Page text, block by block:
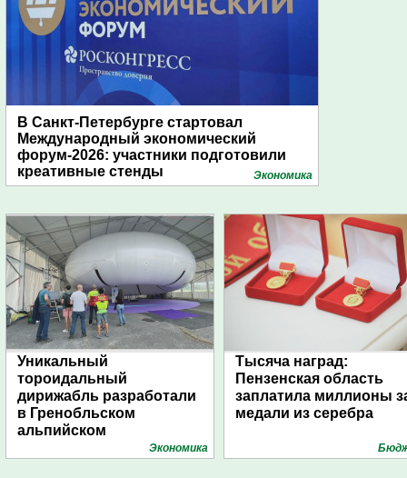
В Санкт-Петербурге стартовал
Международный экономический
форум-2026: участники подготовили
креативные стенды
Экономика
Уникальный
тороидальный
дирижабль разработали
в Гренобльском
альпийском
Экономика
Тысяча наград:
Пензенская область
заплатила миллионы
медали из серебра